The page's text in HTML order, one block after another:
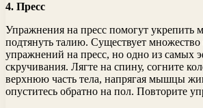
4. Пресс
Упражнения на пресс помогут
подтянуть талию. Существует множество
упражнений на пресс, но одно из самых
скручивания. Лягте на спину, согните
верхнюю часть тела, напрягая мышцы
опуститесь обратно на пол. Повторите